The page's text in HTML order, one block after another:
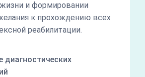
и формировании
к прохождению всех
реабилитации.
диагностических